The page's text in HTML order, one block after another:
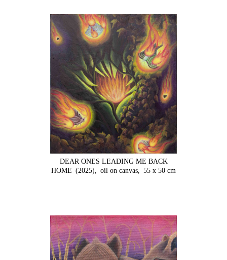
DEAR ONES LEADING ME BACK
HOME (2025), oil on canvas, 55 x 50 cm